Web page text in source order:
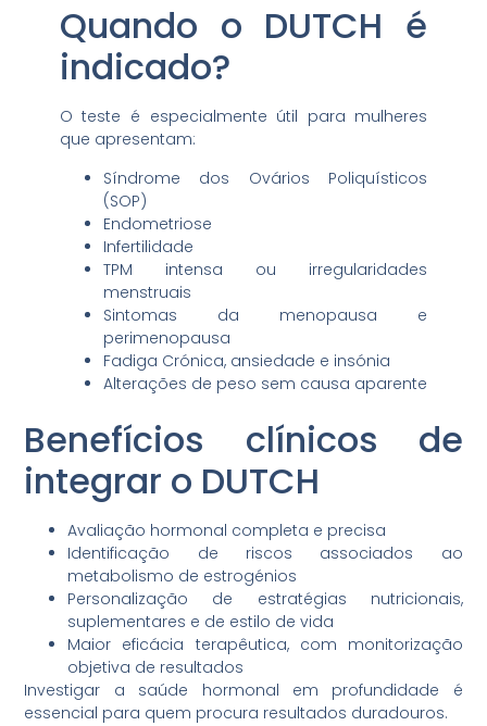
Quando o DUTCH é
indicado?
O teste é especialmente útil para mulheres
que apresentam:
Síndrome dos Ovários Poliquísticos
(SOP)
Endometriose
Infertilidade
TPM intensa ou irregularidades
menstruais
Sintomas da menopausa e
perimenopausa
Fadiga Crónica, ansiedade e insónia
Alterações de peso sem causa aparente
Benefícios clínicos de
integrar o DUTCH
Avaliação hormonal completa e precisa
Identificação de riscos associados ao
metabolismo de estrogénios
Personalização de estratégias nutricionais,
suplementares e de estilo de vida
Maior eficácia terapêutica, com monitorização
objetiva de resultados
Investigar a saúde hormonal em profundidade é
essencial para quem procura resultados duradouros.